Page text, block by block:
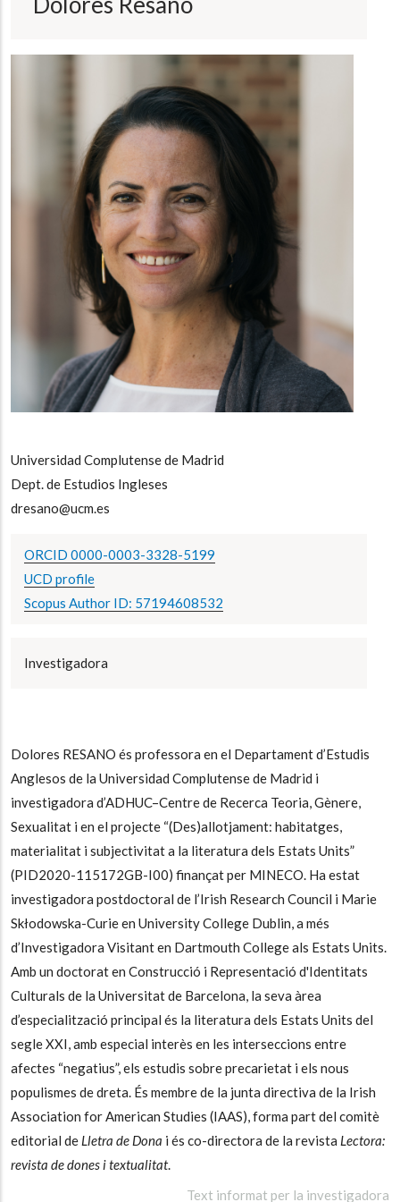
Universidad Complutense de Madrid
Dept. de Estudios Ingleses
dresano@ucm.es
ORCID 0000-0003-3328-5199
UCD profile
Scopus Author ID: 57194608532
Investigadora
Dolores RESANO és professora en el Departament d’Estudis
Anglesos de la Universidad Complutense de Madrid i
investigadora d’ADHUC–Centre de Recerca Teoria, Gènere,
Sexualitat i en el projecte “(Des)allotjament: habitatges,
materialitat i subjectivitat a la literatura dels Estats Units”
(PID2020-115172GB-I00) finançat per MINECO. Ha estat
investigadora postdoctoral de l’Irish Research Council i Marie
Skłodowska-Curie en University College Dublin, a més
d’Investigadora Visitant en Dartmouth College als Estats Units.
Amb un doctorat en Construcció i Representació d'Identitats
Culturals de la Universitat de Barcelona, la seva àrea
d’especialització principal és la literatura dels Estats Units del
segle XXI, amb especial interès en les interseccions entre
afectes “negatius”, els estudis sobre precarietat i els nous
populismes de dreta. És membre de la junta directiva de la Irish
Association for American Studies (IAAS), forma part del comitè
editorial de Lletra de Dona i és co-directora de la revista Lectora:
revista de dones i textualitat.
Text informat per la investigadora